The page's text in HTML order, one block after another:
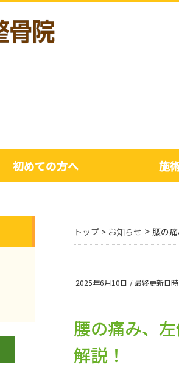
初めての方へ 施
トップ > お知らせ > 腰の
2025年6月10日 / 最終更新日時
腰の痛み、
解説！